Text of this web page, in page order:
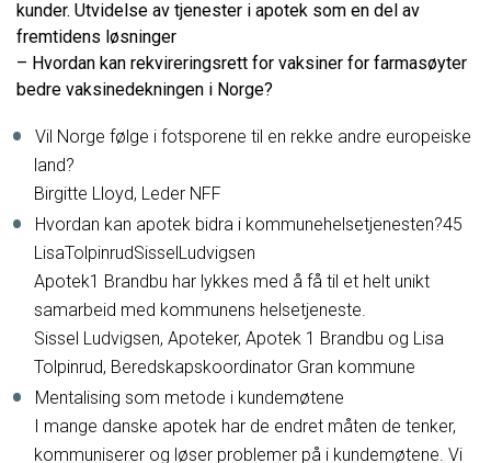
kunder. Utvidelse av tjenester i apotek som en del av
fremtidens løsninger
– Hvordan kan rekvireringsrett for vaksiner for farmasøyter
bedre vaksinedekningen i Norge?
Vil Norge følge i fotsporene til en rekke andre europeiske
land?
Birgitte Lloyd, Leder NFF
Hvordan kan apotek bidra i kommunehelsetjenesten?45
LisaTolpinrudSisselLudvigsen
Apotek1 Brandbu har lykkes med å få til et helt unikt
samarbeid med kommunens helsetjeneste.
Sissel Ludvigsen, Apoteker, Apotek 1 Brandbu og Lisa
Tolpinrud, Beredskapskoordinator Gran kommune
Mentalising som metode i kundemøtene
I mange danske apotek har de endret måten de tenker,
kommuniserer og løser problemer på i kundemøtene. Vi